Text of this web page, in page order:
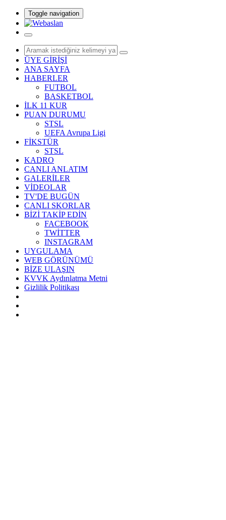
Toggle navigation
ÜYE GİRİŞİ
ANA SAYFA
HABERLER
FUTBOL
BASKETBOL
İLK 11 KUR
PUAN DURUMU
STSL
UEFA Avrupa Ligi
FİKSTÜR
STSL
KADRO
CANLI ANLATIM
GALERİLER
VİDEOLAR
TV'DE BUGÜN
CANLI SKORLAR
BİZİ TAKİP EDİN
FACEBOOK
TWİTTER
INSTAGRAM
UYGULAMA
WEB GÖRÜNÜMÜ
BİZE ULAŞIN
KVVK Aydınlatma Metni
Gizlilik Politikası